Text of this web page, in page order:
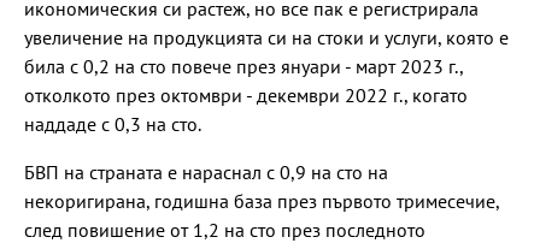
икономическия си растеж, но все пак е регистрирала
увеличение на продукцията си на стоки и услуги, която е
била с 0,2 на сто повече през януари - март 2023 г.,
отколкото през октомври - декември 2022 г., когато
наддаде с 0,3 на сто.
БВП на страната е нараснал с 0,9 на сто на
некоригирана, годишна база през първото тримесечие,
след повишение от 1,2 на сто през последното